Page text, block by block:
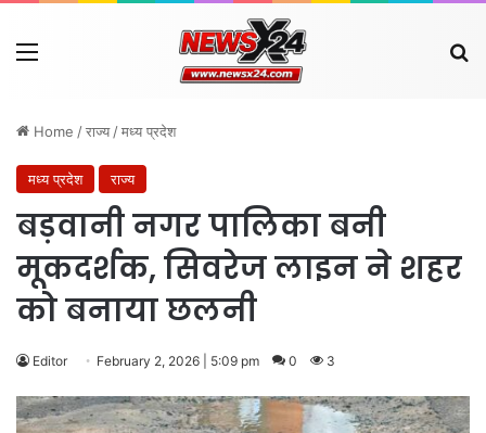
Menu
Home /राज्य /मध्य प्रदेश
मध्य प्रदेश राज्य
बड़वानी नगर पालिका बनी
मूकदर्शक, सिवरेज लाइन ने शहर
को बनाया छलनी
Editor February 2, 2026 | 5:09 pm 0 3